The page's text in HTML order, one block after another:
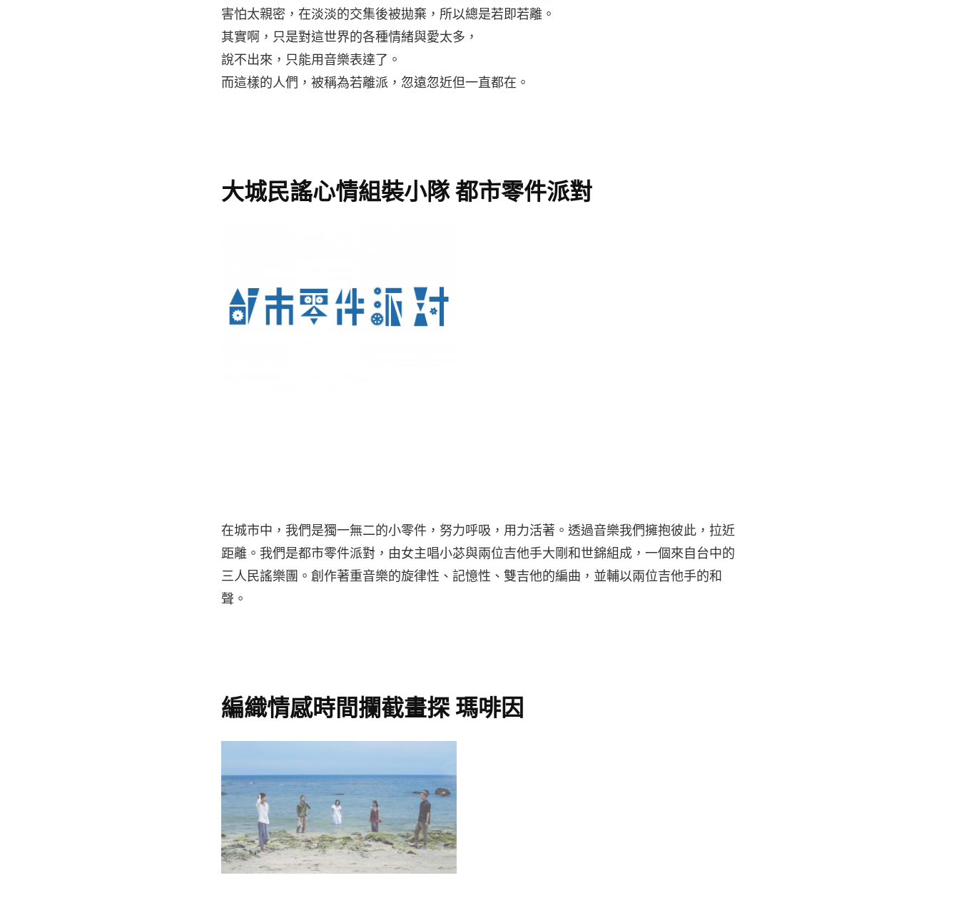
害怕太親密，在淡淡的交集後被拋棄，所以總是若即若離。
其實啊，只是對這世界的各種情緒與愛太多，
說不出來，只能用音樂表達了。
而這樣的人們，被稱為若離派，忽遠忽近但一直都在。
大城民謠心情組裝小隊 都市零件派對
在城市中，我們是獨一無二的小零件，努力呼吸，用力活著。透過音樂我們擁抱彼此，拉近
距離。我們是都市零件派對，由女主唱小苾與兩位吉他手大剛和世錦組成，一個來自台中的
三人民謠樂團。創作著重音樂的旋律性、記憶性、雙吉他的編曲，並輔以兩位吉他手的和
聲。
編織情感時間攔截畫探 瑪啡因